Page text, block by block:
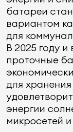
батареи
вариантом
для
В 2025 году
проточные
для
энергии
микросетей